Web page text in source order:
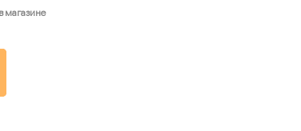
магазине